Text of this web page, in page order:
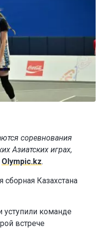
соревнования
Азиатских играх,
Olympic.kz.
сборная Казахстана
уступили команде
встрече